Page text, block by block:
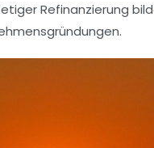
Refinanzierung